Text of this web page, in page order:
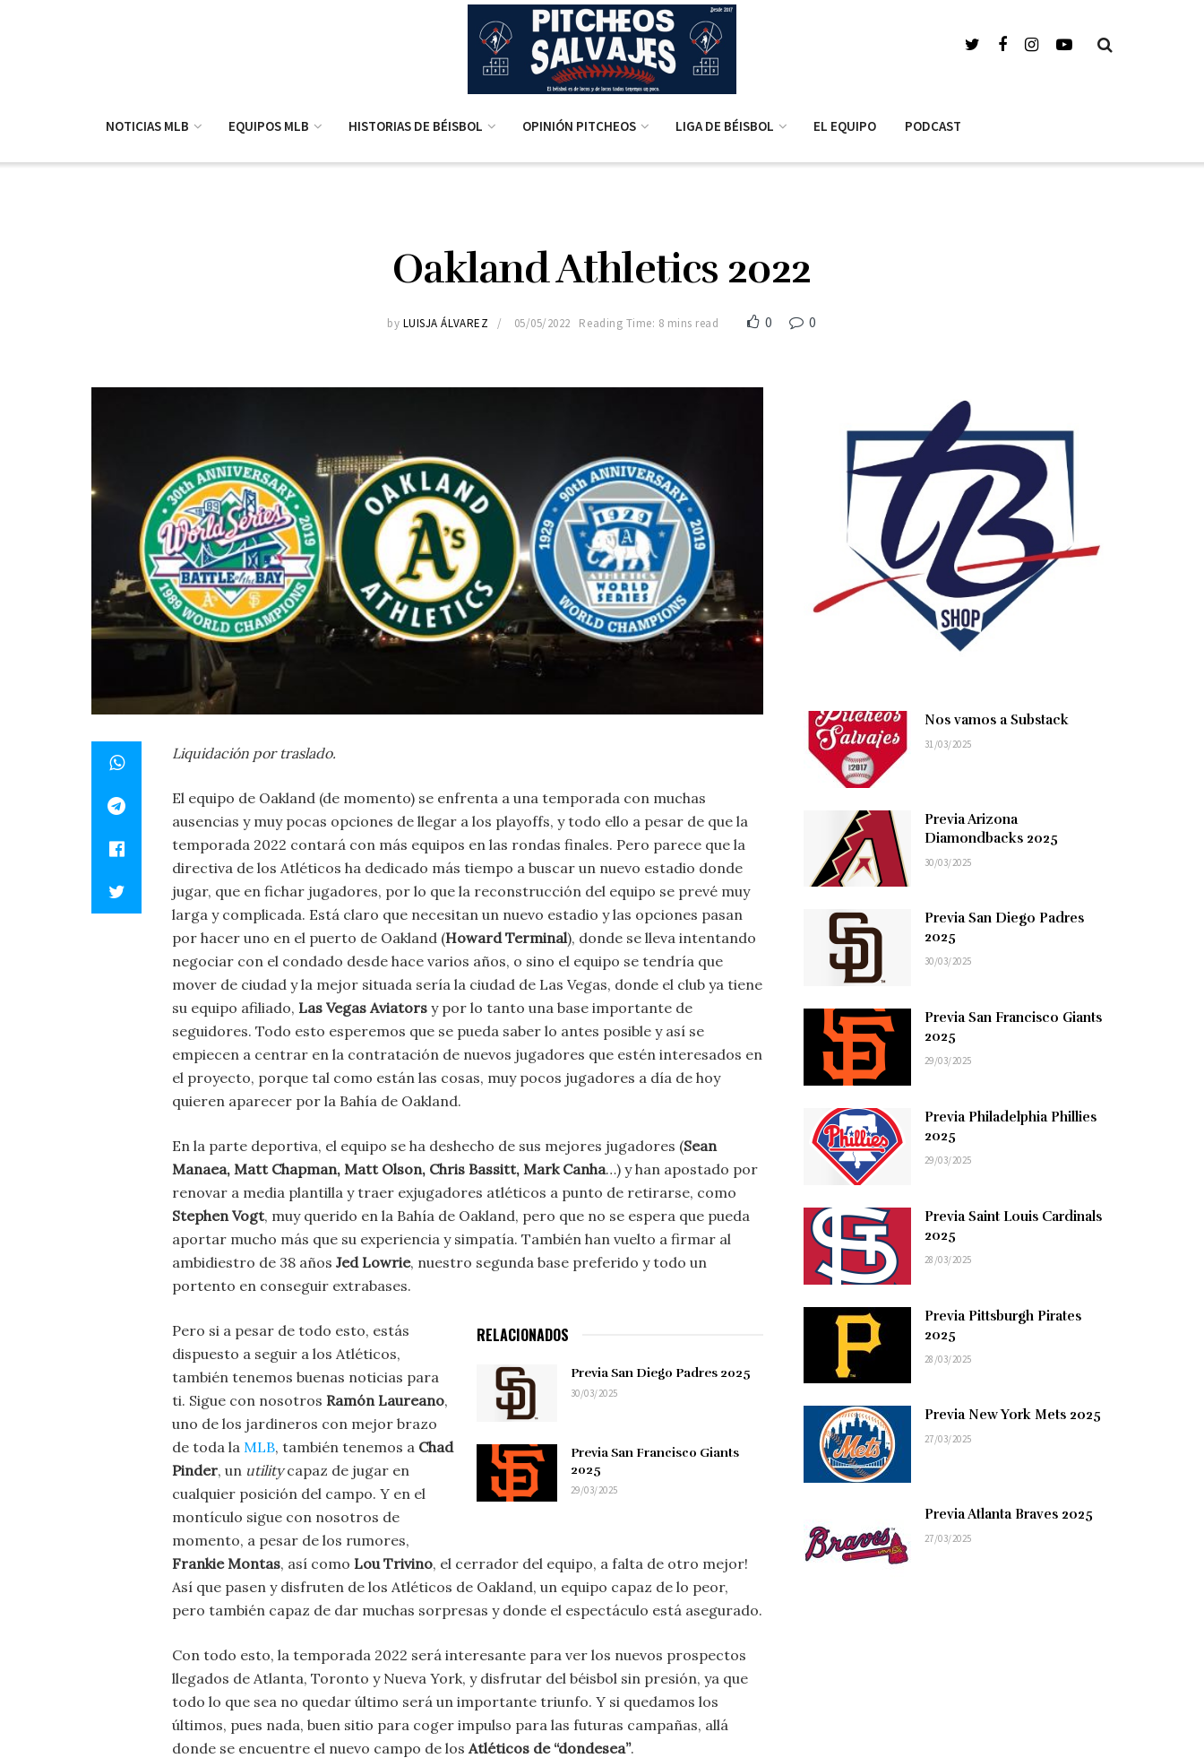
NOTICIAS MLB EQUIPOS MLB HISTORIAS DE BÉISBOL OPINIÓN PITCHEOS LIGA DE BÉISBOL EL EQUIPO PODCAST
Oakland Athletics 2022
by LUISJA ÁLVAREZ 05/05/2022 Reading Time: 8 mins read 0 0
Liquidación por traslado.
El equipo de Oakland (de momento) se enfrenta a una temporada con muchas
ausencias y muy pocas opciones de llegar a los playoffs, y todo ello a pesar de que la
temporada 2022 contará con más equipos en las rondas finales. Pero parece que la
directiva de los Atléticos ha dedicado más tiempo a buscar un nuevo estadio donde
jugar, que en fichar jugadores, por lo que la reconstrucción del equipo se prevé muy
larga y complicada. Está claro que necesitan un nuevo estadio y las opciones pasan
por hacer uno en el puerto de Oakland (Howard Terminal), donde se lleva intentando
negociar con el condado desde hace varios años, o sino el equipo se tendría que
mover de ciudad y la mejor situada sería la ciudad de Las Vegas, donde el club ya tiene
su equipo afiliado, Las Vegas Aviators y por lo tanto una base importante de
seguidores. Todo esto esperemos que se pueda saber lo antes posible y así se
empiecen a centrar en la contratación de nuevos jugadores que estén interesados en
el proyecto, porque tal como están las cosas, muy pocos jugadores a día de hoy
quieren aparecer por la Bahía de Oakland.
En la parte deportiva, el equipo se ha deshecho de sus mejores jugadores (Sean
Manaea, Matt Chapman, Matt Olson, Chris Bassitt, Mark Canha…) y han apostado por
renovar a media plantilla y traer exjugadores atléticos a punto de retirarse, como
Stephen Vogt, muy querido en la Bahía de Oakland, pero que no se espera que pueda
aportar mucho más que su experiencia y simpatía. También han vuelto a firmar al
ambidiestro de 38 años Jed Lowrie, nuestro segunda base preferido y todo un
portento en conseguir extrabases.
RELACIONADOS
Previa San Diego Padres 2025
30/03/2025
Previa San Francisco Giants
2025
29/03/2025
Pero si a pesar de todo esto, estás
dispuesto a seguir a los Atléticos,
también tenemos buenas noticias para
ti. Sigue con nosotros Ramón Laureano,
uno de los jardineros con mejor brazo
de toda la MLB, también tenemos a Chad
Pinder, un utilitycapaz de jugar en
cualquier posición del campo. Y en el
montículo sigue con nosotros de
momento, a pesar de los rumores,
Frankie Montas, así como Lou Trivino, el cerrador del equipo, a falta de otro mejor!
Así que pasen y disfruten de los Atléticos de Oakland, un equipo capaz de lo peor,
pero también capaz de dar muchas sorpresas y donde el espectáculo está asegurado.
Con todo esto, la temporada 2022 será interesante para ver los nuevos prospectos
llegados de Atlanta, Toronto y Nueva York, y disfrutar del béisbol sin presión, ya que
todo lo que sea no quedar último será un importante triunfo. Y si quedamos los
últimos, pues nada, buen sitio para coger impulso para las futuras campañas, allá
donde se encuentre el nuevo campo de los Atléticos de “dondesea”.
Nos vamos a Substack
31/03/2025
Previa Arizona
Diamondbacks 2025
30/03/2025
Previa San Diego Padres
2025
30/03/2025
Previa San Francisco Giants
2025
29/03/2025
Previa Philadelphia Phillies
2025
29/03/2025
Previa Saint Louis Cardinals
2025
28/03/2025
Previa Pittsburgh Pirates
2025
28/03/2025
Previa New York Mets 2025
27/03/2025
Previa Atlanta Braves 2025
27/03/2025